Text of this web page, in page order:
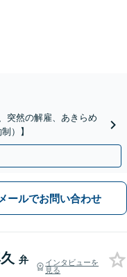
突然の解雇、あきらめ
）】
メールでお問い合わせ
弁
インタビューを
見る